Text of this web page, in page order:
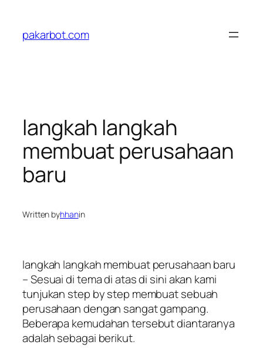
content
pakarbot.com
langkah langkah
membuat perusahaan
baru
Written byhhanin
langkah langkah membuat perusahaan baru
– Sesuai di tema di atas di sini akan kami
tunjukan step by step membuat sebuah
perusahaan dengan sangat gampang.
Beberapa kemudahan tersebut diantaranya
adalah sebagai berikut.